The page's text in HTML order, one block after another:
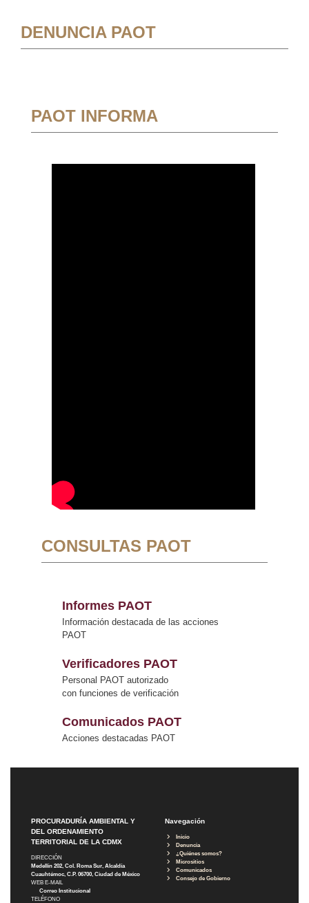
DENUNCIA PAOT
PAOT INFORMA
CONSULTAS PAOT
Informes PAOT
Información destacada de las acciones
PAOT
Verificadores PAOT
Personal PAOT autorizado
con funciones de verificación
Comunicados PAOT
Acciones destacadas PAOT
PROCURADURÍA AMBIENTAL Y
DEL ORDENAMIENTO
TERRITORIAL DE LA CDMX
DIRECCIÓN
Medellín 202, Col. Roma Sur, Alcaldía
Cuauhtémoc, C.P. 06700, Ciudad de México
WEB E-MAIL
Correo Institucional
TELÉFONO
Navegación
Inicio
Denuncia
¿Quiénes somos?
Micrositios
Comunicados
Consejo de Gobierno